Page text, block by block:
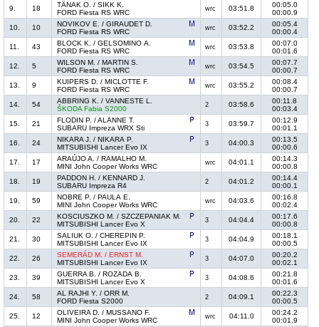
9.
18
TÄNAK O. / SIKK K.
FORD Fiesta RS WRC
wrc 03:51.8
00:05.0
00:00.9
10.
10
NOVIKOV E. / GIRAUDET D.
FORD Fiesta RS WRC
wrc 03:52.2
00:05.4
00:00.4
11.
43
BLOCK K. / GELSOMINO A.
FORD Fiesta RS WRC
wrc 03:53.8
00:07.0
00:01.6
12.
5
WILSON M. / MARTIN S.
FORD Fiesta RS WRC
wrc 03:54.5
00:07.7
00:00.7
13.
9
KUIPERS D. / MICLOTTE F.
FORD Fiesta RS WRC
wrc 03:55.2
00:08.4
00:00.7
14.
54
ABBRING K. / VANNESTE L.
ŠKODA Fabia S2000
2 03:58.6
00:11.8
00:03.4
15.
21
FLODIN P. / ALANNE T.
SUBARU Impreza WRX Sti
3 03:59.7
00:12.9
00:01.1
16.
24
NIKARA J. / NIKARA P.
MITSUBISHI Lancer Evo IX
3 04:00.3
00:13.5
00:00.6
17.
17
ARAÚJO A. / RAMALHO M.
MINI John Cooper Works WRC
wrc 04:01.1
00:14.3
00:00.8
18.
19
PADDON H. / KENNARD J.
SUBARU Impreza R4
2 04:01.2
00:14.4
00:00.1
19.
59
NOBRE P. / PAULA E.
MINI John Cooper Works WRC
wrc 04:03.6
00:16.8
00:02.4
20.
22
KOSCIUSZKO M. / SZCZEPANIAK M.
MITSUBISHI Lancer Evo X
3 04:04.4
00:17.6
00:00.8
21.
30
SALIUK O. / CHEREPIN P.
MITSUBISHI Lancer Evo IX
3 04:04.9
00:18.1
00:00.5
22.
26
SEMERÁD M. / ERNST M.
MITSUBISHI Lancer Evo IX
3 04:07.0
00:20.2
00:02.1
23.
39
GUERRA B. / ROZADA B.
MITSUBISHI Lancer Evo X
3 04:08.6
00:21.8
00:01.6
24.
58
AL RAJHI Y. / ORR M.
FORD Fiesta S2000
2 04:09.1
00:22.3
00:00.5
25.
12
OLIVEIRA D. / MUSSANO F.
MINI John Cooper Works WRC
wrc 04:11.0
00:24.2
00:01.9